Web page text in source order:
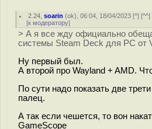
2.24 ,soarin (ok), 06:04, 18/04/2023 [^] [^^]
[к модератору]
> А я все жду официально
системы Steam Deck для PC от
Ну первый был.
А второй про Wayland + AMD.
По сути надо показать две
палец.
А так если чешется, то вон
GameScope